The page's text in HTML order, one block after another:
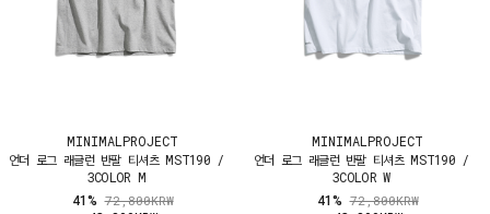
MINIMALPROJECT
언더 로그 래글런 반팔 티셔츠 MST190 /
3COLOR M
41%72,800KRW
MINIMALPROJECT
언더 로그 래글런 반팔 티셔츠 MST190 /
3COLOR W
41%72,800KRW